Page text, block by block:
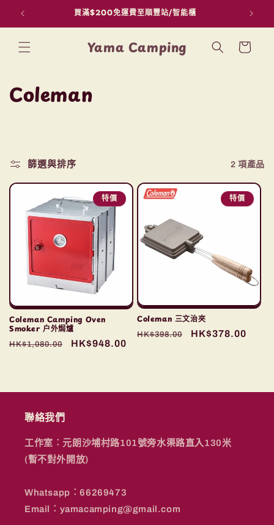
跳至內容 買滿$200免運費至順豐站/智能櫃
Yama Camping
物
商
列
:
Coleman
篩選與排序 2 項產品
特價
Coleman Camping Oven
Smoker 户外焗爐
定
HK$1,080.00
售
HK$948.00
特價
Coleman 三文治夾
定
HK$398.00
售
HK$378.00
聯絡我們
工作室︰元朗沙埔村路101號旁水渠路直入130米
(暫不對外開放)
Whatsapp︰66269473
Email︰yamacamping@gmail.com